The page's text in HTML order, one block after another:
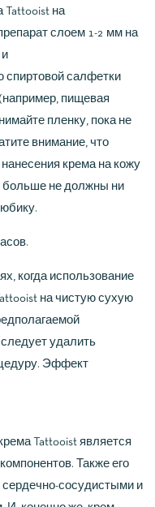
Tattooist на
слоем 1-2 мм на
салфетки
пищевая
пленку, пока не
внимание, что
крема на кожу
больше не должны ни
когда использование
на чистую сухую
удалить
Эффект
Tattooist является
Также его
сердечно-сосудистыми и